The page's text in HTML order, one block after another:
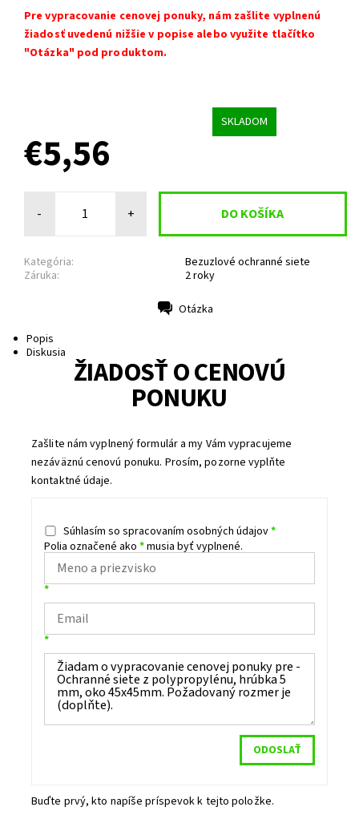
Pre vypracovanie cenovej ponuky, nám zašlite vyplnenú
žiadosť uvedenú nižšie v popise alebo využite tlačítko
"Otázka" pod produktom.
SKLADOM
€5,56
- +
Kategória:
Bezuzlové ochranné siete
Záruka:
2 roky
Otázka
Popis
Diskusia
ŽIADOSŤ O CENOVÚ
PONUKU
Zašlite nám vyplnený formulár a my Vám vypracujeme
nezáväznú cenovú ponuku. Prosím, pozorne vyplňte
kontaktné údaje.
Súhlasím so spracovaním osobných údajov*
Polia označené ako *musia byť vyplnené.
*
*
Buďte prvý, kto napíše príspevok k tejto položke.